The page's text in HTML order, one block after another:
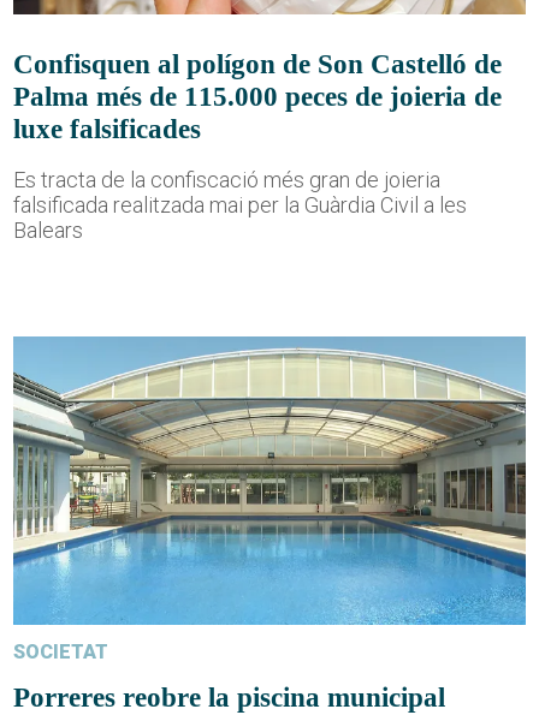
Confisquen al polígon de Son Castelló de
Palma més de 115.000 peces de joieria de
luxe falsificades
Es tracta de la confiscació més gran de joieria
falsificada realitzada mai per la Guàrdia Civil a les
Balears
SOCIETAT
Porreres reobre la piscina municipal